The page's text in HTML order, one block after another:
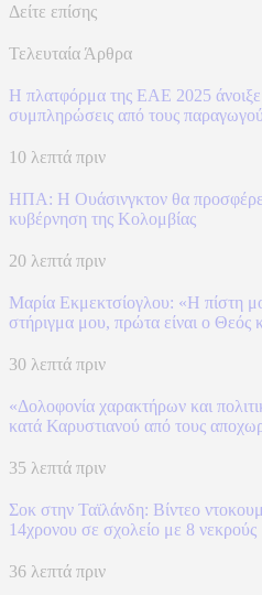
Δείτε επίσης
Τελευταία Άρθρα
Η πλατφόρμα της ΕΑΕ 2025 άνοιξε
συμπληρώσεις από τους
10 λεπτά πριν
ΗΠΑ: H Ουάσινγκτον θα
κυβέρνηση της Κολομβίας
20 λεπτά πριν
Μαρία Εκμεκτσίογλου: «Η πίστη
στήριγμα μου, πρώτα είναι ο Θεός
30 λεπτά πριν
«Δολοφονία χαρακτήρων και
κατά Καρυστιανού από τους
35 λεπτά πριν
Σοκ στην Ταϊλάνδη: Βίντεο
14χρονου σε σχολείο με 8 νεκρούς
36 λεπτά πριν